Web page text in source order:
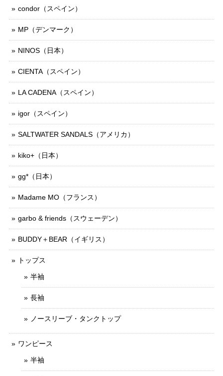
condor（スペイン）
MP（デンマーク）
NINOS（日本）
CIENTA（スペイン）
LA CADENA（スペイン）
igor（スペイン）
SALTWATER SANDALS（アメリカ）
kiko+（日本）
gg*（日本）
Madame MO（フランス）
garbo & friends（スウェーデン）
BUDDY＋BEAR（イギリス）
トップス
半袖
長袖
ノースリーブ・タンクトップ
ワンピース
半袖